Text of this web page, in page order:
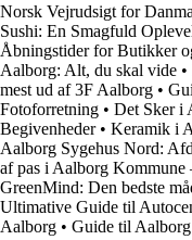
Norsk Vejrudsigt for
Sushi: En Smagfuld
Åbningstider for Butikker
Aalborg: Alt, du skal vide •
mest ud af 3F Aalborg •
Fotoforretning • Det Sker i
Begivenheder• Keramik i
Aalborg Sygehus Nord:
af pas i Aalborg
GreenMind: Den bedste
Ultimative Guide til
Aalborg • Guide til